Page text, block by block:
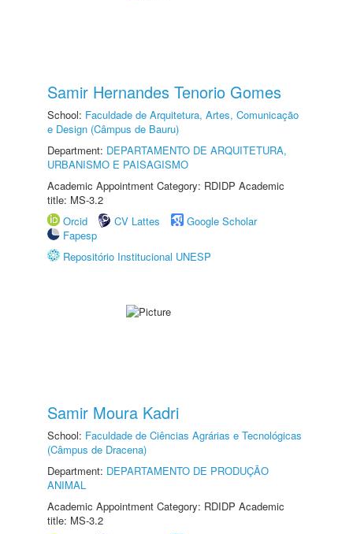
Samir Hernandes Tenorio Gomes
School: Faculdade de Arquitetura, Artes, Comunicação
e Design (Câmpus de Bauru)
Department: DEPARTAMENTO DE ARQUITETURA,
URBANISMO E PAISAGISMO
Academic Appointment Category: RDIDP Academic
title: MS-3.2
Orcid
CV Lattes
Google Scholar
Fapesp
Repositório Institucional UNESP
Samir Moura Kadri
School: Faculdade de Ciências Agrárias e Tecnológicas
(Câmpus de Dracena)
Department: DEPARTAMENTO DE PRODUÇÃO
ANIMAL
Academic Appointment Category: RDIDP Academic
title: MS-3.2